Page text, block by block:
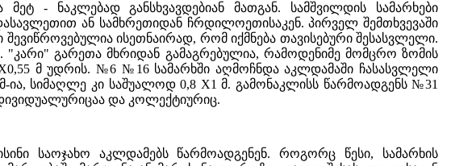
- ნაკლებად განსხვავდებიან მათგან. სამშვილდის სამარხები
ან სამხრეთიდან ჩრდილოეთისაკენ. პირველ შემთხვევაში
ისეთნაირად, რომ იქმნება თავისებური შესასვლელი.
გარეთა მხრიდან გამაგრებულია, რამოდენიმე მომცრო ზომის
მ უდრის. №6 №16 სამარხში აღმოჩნდა აკლდამაში ჩასასვლელი
სიმაღლე კი საშუალოდ 0,8 X1 მ. გამონაკლისს წარმოადგენს №31
და კოლექტიურიც.
საოჯახო აკლდამებს წარმოადგენენ. როგორც წესი, სამარხის